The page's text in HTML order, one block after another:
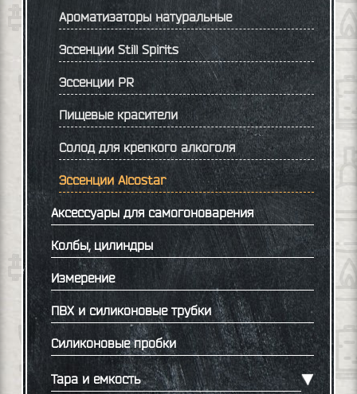
Ароматизаторы натуральные
Эссенции Still Spirits
Эссенции PR
Пищевые красители
Солод для крепкого алкоголя
Эссенции Alcostar
Аксессуары для самогоноварения
Колбы, цилиндры
Измерение
ПВХ и силиконовые трубки
Силиконовые пробки
Тара и емкость